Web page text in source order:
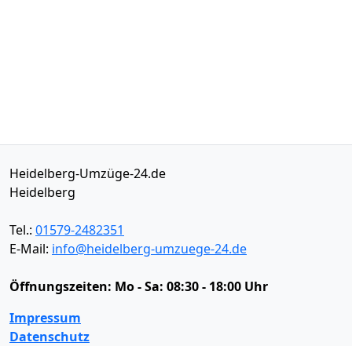
Heidelberg-Umzüge-24.de
Heidelberg
Tel.: 01579-2482351
E-Mail: info@heidelberg-umzuege-24.de
Öffnungszeiten: Mo - Sa: 08:30 - 18:00 Uhr
Impressum
Datenschutz